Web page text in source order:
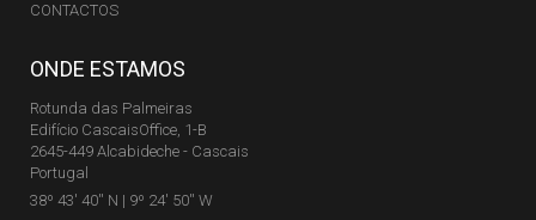
CONTACTOS
ONDE ESTAMOS
Rotunda das Palmeiras
Edifício CascaisOffice, 1-B
2645-449 Alcabideche - Cascais
Portugal
38º 43' 40'' N | 9º 24' 50'' W